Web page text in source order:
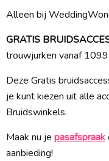
Alleen bij
GRATIS
trouwjurken vanaf
Deze Gratis
je kunt kiezen uit alle
Bruidswinkels.
Maak nu je pasafspraak
aanbieding!